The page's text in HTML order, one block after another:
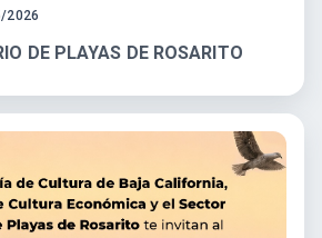
2026
DE PLAYAS DE ROSARITO